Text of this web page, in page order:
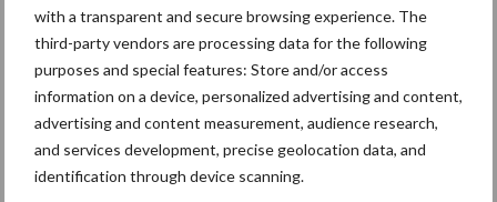
with a transparent and secure browsing experience. The
third-party vendors are processing data for the following
purposes and special features: Store and/or access
information on a device, personalized advertising and content,
advertising and content measurement, audience research,
and services development, precise geolocation data, and
identification through device scanning.
4 aug Bruggen bouwen naar Oost-Europa
3 aug
Homburg en Escarda beëindigen
samenwerking